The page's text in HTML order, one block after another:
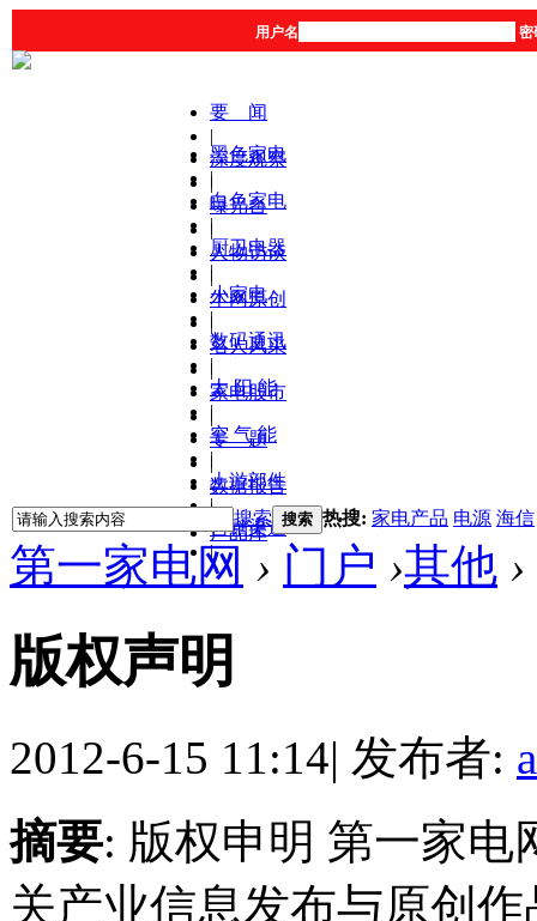
用户名 密
要 闻
|
深度观察
|
曝光台
|
人物访谈
|
本网原创
|
名人风采
|
家电股市
|
专 题
|
数据报告
|
产品库
黑色家电
|
白色家电
|
厨卫电器
|
小家电
|
数码通讯
|
太 阳 能
|
空 气 能
|
上游部件
|
营销渠道
|
搜索 搜索 热搜: 家电产品 电源 海信
第一家电网 › 门户 ›其他 ›
版权声明
2012-6-15 11:14| 发布者:
摘要: 版权申明 第一家电
关产业信息发布与原创